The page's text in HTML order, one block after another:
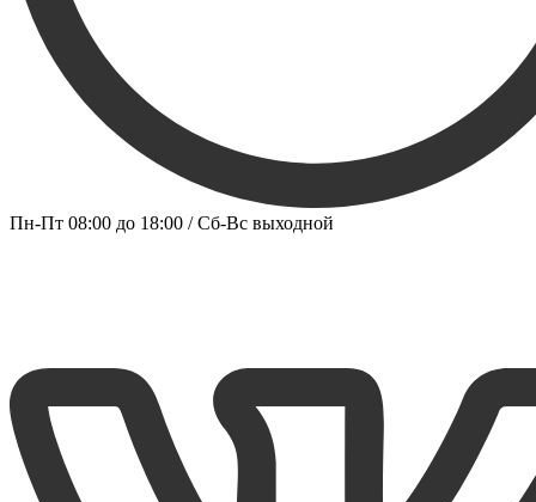
Пн-Пт 08:00 до 18:00 / Сб-Вс выходной